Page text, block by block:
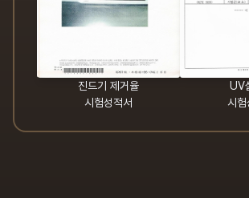
진드기 제거율
시험성적서
UV
시험